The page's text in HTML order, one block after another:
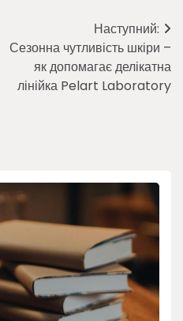
Наступний:
Сезонна чутливість шкіри –
як допомагає делікатна
лінійка Pelart Laboratory